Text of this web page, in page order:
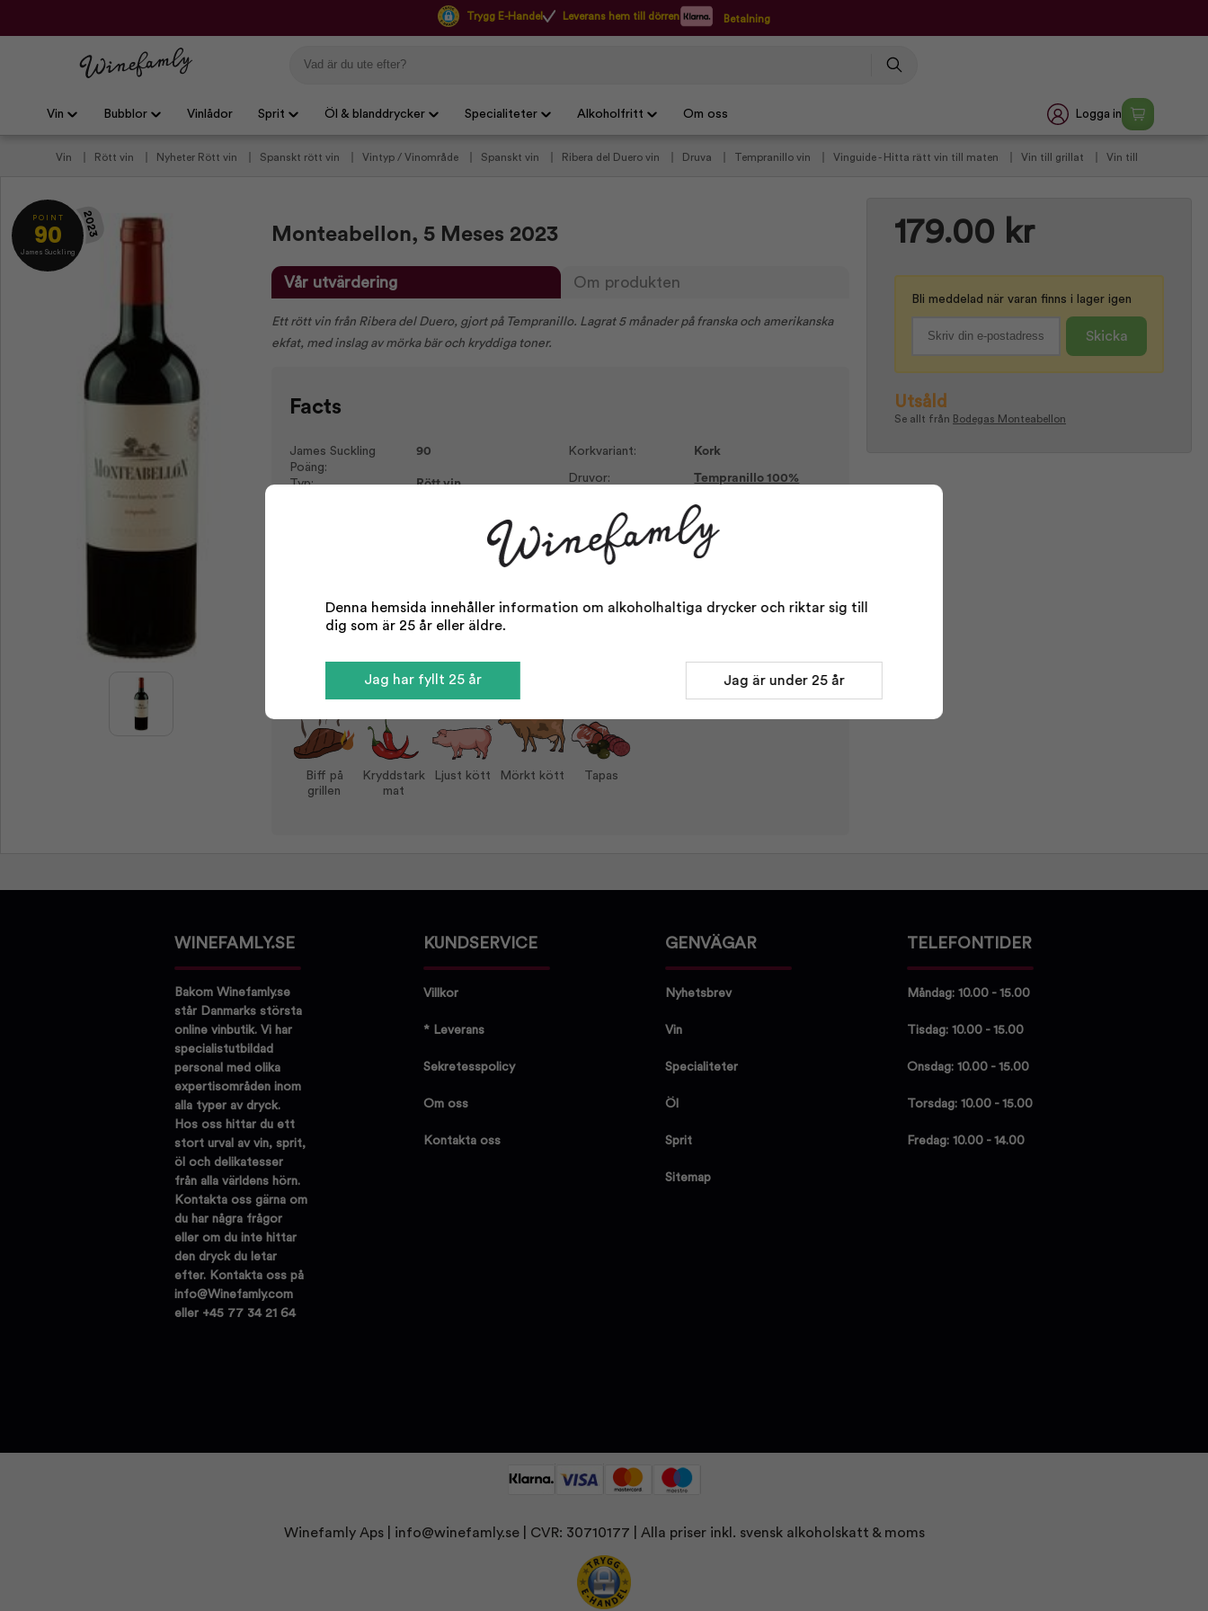
Trygg E-Handel Leverans hem till dörren Betalning
Vin Bubblor Vinlådor Sprit Öl & blanddrycker Specialiteter Alkoholfritt Om oss Logga in
Vin Rött vin Nyheter Rött vin Spanskt rött vin Vintyp / Vinområde Spanskt vin Ribera del Duero vin Druva Tempranillo vin Vinguide - Hitta rätt vin till maten Vin till grillat
Vin till
179.00 kr
Bli meddelad när varan finns i lager igen
Skicka
Utsåld
Se allt från Bodegas Monteabellon
P O I N T
90
James Suckling
2023 Monteabellon, 5 Meses 2023
Vår utvärdering Om produkten
Ett rött vin från Ribera del Duero, gjort på Tempranillo. Lagrat 5 månader på franska och amerikanska
ekfat, med inslag av mörka bär och kryddiga toner.
Facts
James Suckling
Poäng:
90
Typ: Rött vin
Alkohol %: 14,50
Korkvariant: Kork
Druvor: Tempranillo 100%
15-17°C
Vin till:
Biff på grillen
Kryddstark mat
Serving tips
Biff på
grillen
Kryddstark
mat
Ljust kött Mörkt kött Tapas
WINEFAMLY.SE
Bakom Winefamly.se
står Danmarks största
online vinbutik. Vi har
specialistutbildad
personal med olika
expertisområden inom
alla typer av dryck.
Hos oss hittar du ett
stort urval av vin, sprit,
öl och delikatesser
från alla världens hörn.
Kontakta oss gärna om
du har några frågor
eller om du inte hittar
den dryck du letar
efter. Kontakta oss på
info@Winefamly.com
eller +45 77 34 21 64
KUNDSERVICE
Villkor
* Leverans
Sekretesspolicy
Om oss
Kontakta oss
GENVÄGAR
Nyhetsbrev
Vin
Specialiteter
Öl
Sprit
Sitemap
TELEFONTIDER
Måndag: 10.00 - 15.00
Tisdag: 10.00 - 15.00
Onsdag: 10.00 - 15.00
Torsdag: 10.00 - 15.00
Fredag: 10.00 - 14.00
Winefamly Aps | info@winefamly.se| CVR: 30710177 | Alla priser inkl. svensk alkoholskatt & moms
Denna hemsida innehåller information om alkoholhaltiga drycker och riktar sig till
dig som är 25 år eller äldre.
Jag har fyllt 25 år Jag är under 25 år